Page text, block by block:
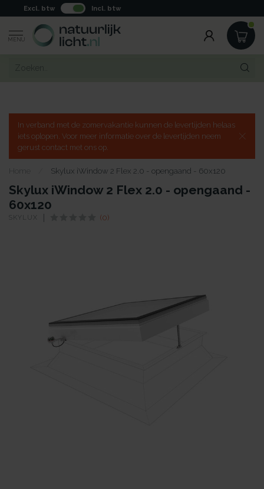
Excl. btw Incl. btw
MENU
In verband met de zomervakantie kunnen de levertijden helaas
iets oplopen. Voor meer informatie over de levertijden neem
gerust contact met ons op.
Home Skylux iWindow 2 Flex 2.0 - opengaand - 60x120
Skylux iWindow 2 Flex 2.0 - opengaand -
60x120
SKYLUX (0)